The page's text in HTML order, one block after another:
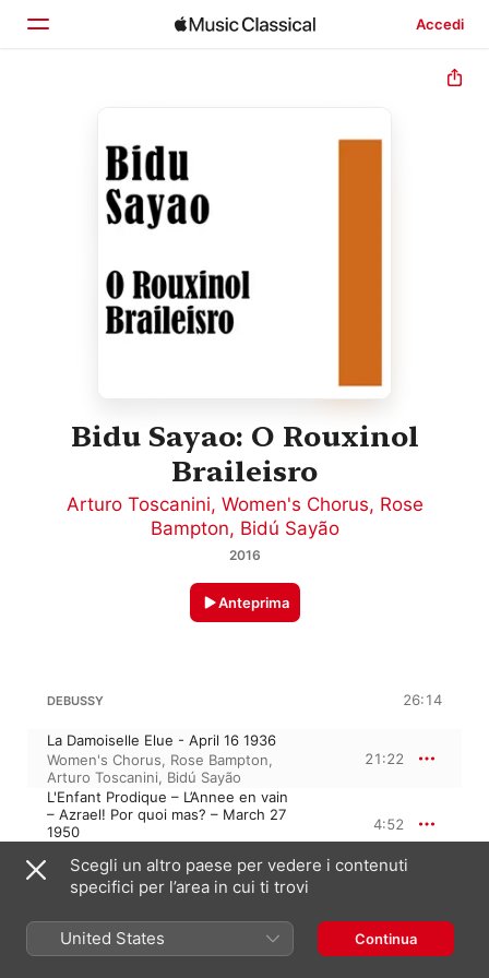
Accedi
Scopri
Cerca
Bidu Sayao: O Rouxinol
Braileisro
Arturo Toscanini, Women's Chorus, Rose
Bampton, Bidú Sayão
2016
Anteprima
DEBUSSY 26:14
La Damoiselle Elue - April 16 1936
Women's Chorus, Rose Bampton,
Arturo Toscanini, Bidú Sayão
21:22
L'Enfant Prodique – L’Annee en vain
– Azrael! Por quoi mas? – March 27
1950
4:52
Gentil di cuore & C’era un volta
8:26
Scegli un altro paese per vedere i contenuti
specifici per l’area in cui ti trovi
United States Continua